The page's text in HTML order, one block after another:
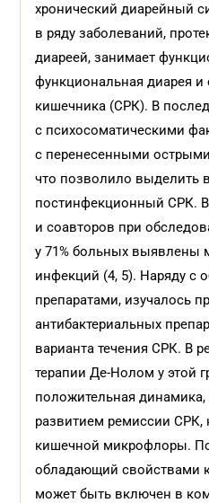
хронический диарейный
в ряду заболеваний,
диареей, занимает
функциональная диарея
кишечника (СРК). В
с психосоматическими
с перенесенными
что позволило выделить
постинфекционный СРК.
и соавторов при
у 71% больных выявлены
инфекций (4, 5). Наряду с
препаратами, изучалось
антибактериальных
варианта течения СРК. В
терапии Де-Нолом у этой
положительная динамика,
развитием ремиссии СРК,
кишечной микрофлоры.
обладающий свойствами
может быть включен в